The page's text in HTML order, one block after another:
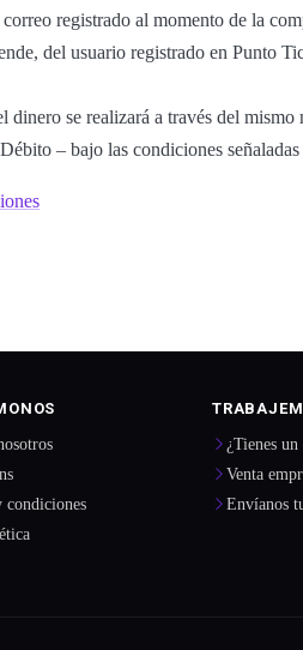
registrado al momento de la
del usuario registrado en Punto
dinero se realizará a través del
– bajo las condiciones
condiciones
¿Tienes
Venta
Envíanos